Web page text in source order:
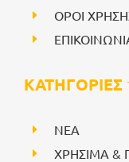
ΟΡΟΙ
ΚΑΤΗΓΟΡΙΕΣ
NEA
ΧΡΗΣΙΜΑ &